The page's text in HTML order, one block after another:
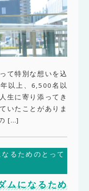
て特別な想いを込
以上、6,500名以
生に寄り添ってき
いたことがありま
[…]
なるためのとって
になるため